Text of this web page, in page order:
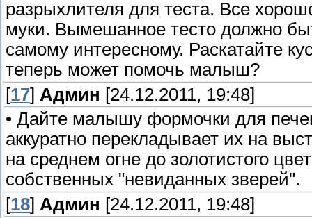
разрыхлителя для теста. Все
муки. Вымешанное тесто должно
самому интересному. Раскатайте
теперь может помочь малыш?
[17] Админ [24.12.2011, 19:48]
• Дайте малышу формочки для
аккуратно перекладывает их на
на среднем огне до золотистого
собственных "невиданных зверей".
[18] Админ [24.12.2011, 19:48]